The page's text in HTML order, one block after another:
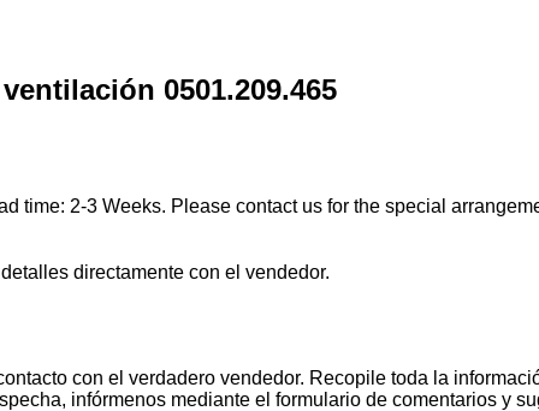
0501.209.465
time: 2-3 Weeks. Please contact us for the special
directamente con el vendedor.
con el verdadero vendedor. Recopile toda la
infórmenos mediante el formulario de comentarios y